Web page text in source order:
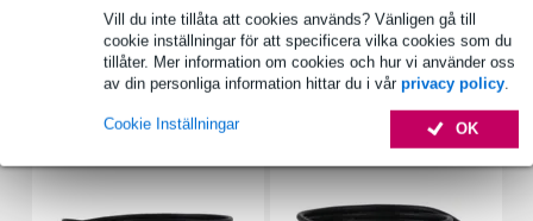
Vill du inte tillåta att cookies används? Vänligen gå till
cookie inställningar för att specificera vilka cookies som du
tillåter. Mer information om cookies och hur vi använder oss
av din personliga information hittar du i vår privacy policy.
OK
Cookie Inställningar
Fullständiga specifikationer